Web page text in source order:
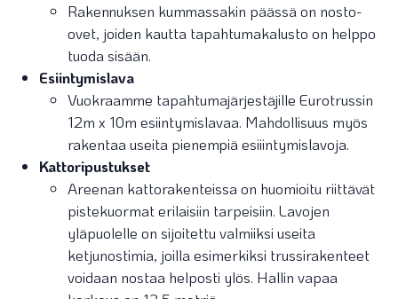
Rakennuksen kummassakin päässä on nosto-
ovet, joiden kautta tapahtumakalusto on helppo
tuoda sisään.
Esiintymislava
Vuokraamme tapahtumajärjestäjille Eurotrussin
12m x 10m esiintymislavaa. Mahdollisuus myös
rakentaa useita pienempiä esiiintymislavoja.
Kattoripustukset
​Areenan kattorakenteissa on huomioitu riittävät
pistekuormat erilaisiin tarpeisiin. Lavojen
yläpuolelle on sijoitettu valmiiksi useita
ketjunostimia, joilla esimerkiksi trussirakenteet
voidaan nostaa helposti ylös. Hallin vapaa